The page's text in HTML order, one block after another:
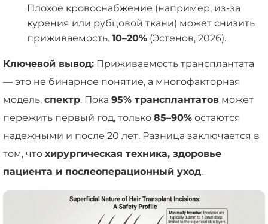
Плохое кровоснабжение (например, из-за
курения или рубцовой ткани) может снизить
приживаемость. 10–20% (Эстенов, 2026).
Ключевой вывод: Приживаемость трансплантата
— это не бинарное понятие, а многофакторная
модель. спектр. Пока 95% трансплантатов может
пережить первый год, только 85–90% остаются
надежными и после 20 лет. Разница заключается в
том, что хирургическая техника, здоровье
пациента и послеоперационный уход.